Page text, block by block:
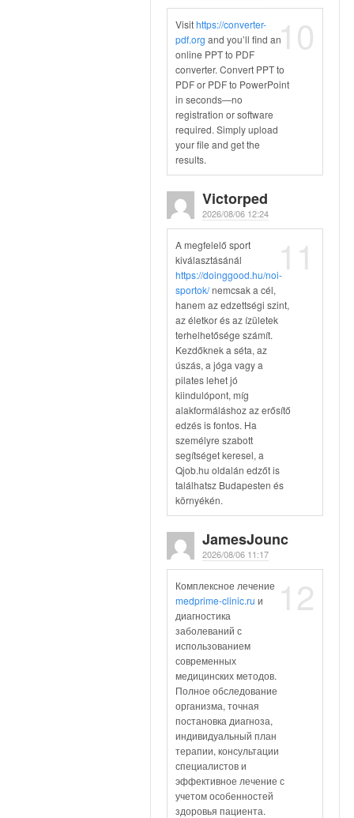
10
Visithttps://converter-
pdf.org and you’ll find an
online PPT to PDF
converter. Convert PPT to
PDF or PDF to PowerPoint
in seconds—no
registration or software
required. Simply upload
your file and get the
results.
Victorped
2026/08/06 12:24
11
A megfelelő sport
kiválasztásánál
https://doinggood.hu/noi-
sportok/nemcsak a cél,
hanem az edzettségi szint,
az életkor és az ízületek
terhelhetősége számít.
Kezdőknek a séta, az
úszás, a jóga vagy a
pilates lehet jó
kiindulópont, míg
alakformáláshoz az erősítő
edzés is fontos. Ha
személyre szabott
segítséget keresel, a
Qjob.hu oldalán edzőt is
találhatsz Budapesten és
környékén.
JamesJounc
2026/08/06 11:17
12
Комплексное лечение
medprime-clinic.ru и
диагностика
заболеваний с
использованием
современных
медицинских методов.
Полное обследование
организма, точная
постановка диагноза,
индивидуальный план
терапии, консультации
специалистов и
эффективное лечение с
учетом особенностей
здоровья пациента.